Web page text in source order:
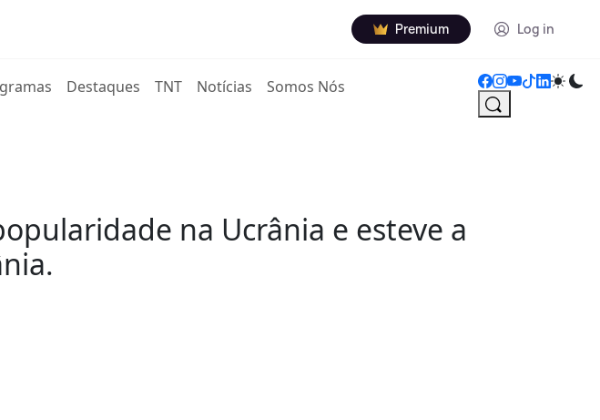
Premium Log in
Destaques TNT Notícias Somos Nós
na Ucrânia e esteve a